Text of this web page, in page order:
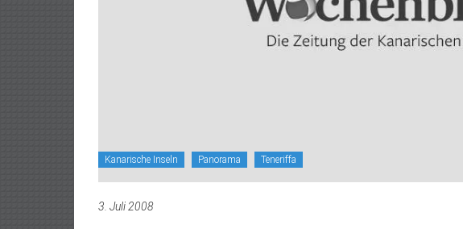
Kanarische Inseln Panorama Teneriffa
3. Juli 2008